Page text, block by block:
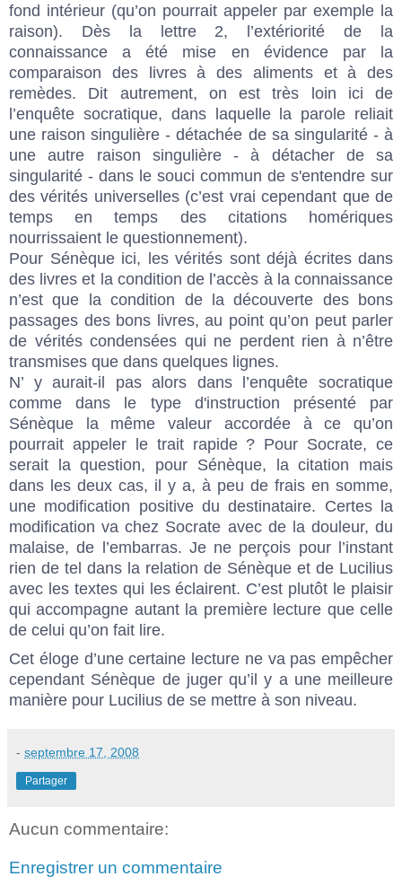
fond intérieur (qu’on pourrait appeler par exemple la
raison). Dès la lettre 2, l’extériorité de la
connaissance a été mise en évidence par la
comparaison des livres à des aliments et à des
remèdes. Dit autrement, on est très loin ici de
l’enquête socratique, dans laquelle la parole reliait
une raison singulière - détachée de sa singularité - à
une autre raison singulière - à détacher de sa
singularité - dans le souci commun de s'entendre sur
des vérités universelles (c’est vrai cependant que de
temps en temps des citations homériques
nourrissaient le questionnement).
Pour Sénèque ici, les vérités sont déjà écrites dans
des livres et la condition de l’accès à la connaissance
n’est que la condition de la découverte des bons
passages des bons livres, au point qu’on peut parler
de vérités condensées qui ne perdent rien à n’être
transmises que dans quelques lignes.
N’ y aurait-il pas alors dans l’enquête socratique
comme dans le type d'instruction présenté par
Sénèque la même valeur accordée à ce qu’on
pourrait appeler le trait rapide ? Pour Socrate, ce
serait la question, pour Sénèque, la citation mais
dans les deux cas, il y a, à peu de frais en somme,
une modification positive du destinataire. Certes la
modification va chez Socrate avec de la douleur, du
malaise, de l’embarras. Je ne perçois pour l’instant
rien de tel dans la relation de Sénèque et de Lucilius
avec les textes qui les éclairent. C’est plutôt le plaisir
qui accompagne autant la première lecture que celle
de celui qu’on fait lire.
Cet éloge d’une certaine lecture ne va pas empêcher
cependant Sénèque de juger qu’il y a une meilleure
manière pour Lucilius de se mettre à son niveau.
- septembre 17, 2008
Partager
Aucun commentaire:
Enregistrer un commentaire